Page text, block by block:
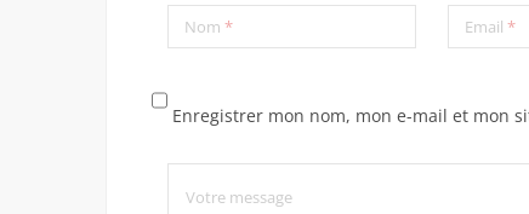
Nom * Email*
Enregistrer mon nom, mon e-mail et mon